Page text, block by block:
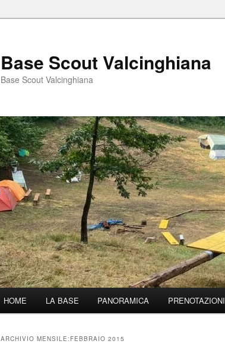
Base Scout Valcinghiana
Base Scout Valcinghiana
HOME LA BASE PANORAMICA PRENOTAZIONI
ARCHIVIO MENSILE: FEBBRAIO 2015